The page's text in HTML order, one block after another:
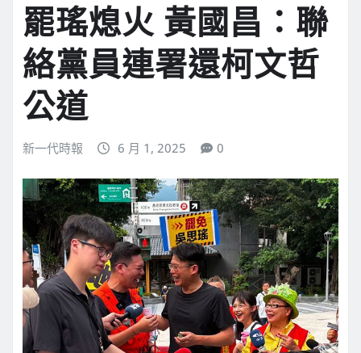
罷瑤熄火 黃國昌：聯
絡黨員連署還柯文哲
公道
新一代時報 6 月 1, 2025 0